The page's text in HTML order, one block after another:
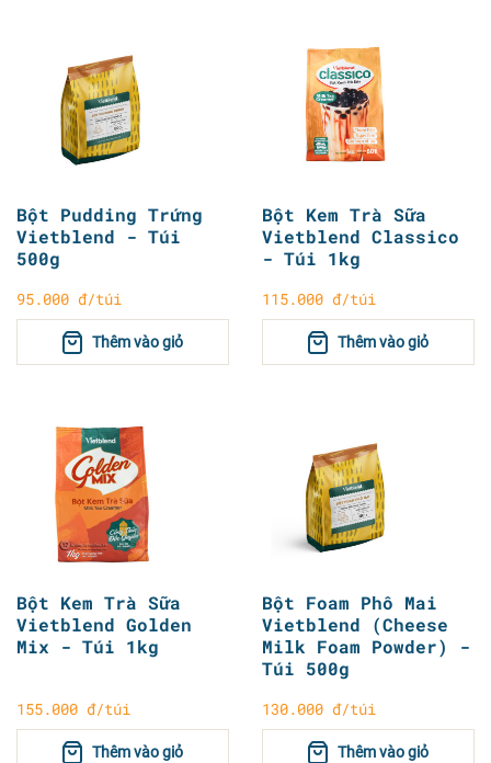
Bột Pudding Trứng
Vietblend - Túi
500g
95.000 đ/túi
Thêm vào giỏ
Bột Kem Trà Sữa
Vietblend Classico
- Túi 1kg
115.000 đ/túi
Thêm vào giỏ
Bột Kem Trà Sữa
Vietblend Golden
Mix - Túi 1kg
155.000 đ/túi
Thêm vào giỏ
Bột Foam Phô Mai
Vietblend (Cheese
Milk Foam Powder) -
Túi 500g
130.000 đ/túi
Thêm vào giỏ